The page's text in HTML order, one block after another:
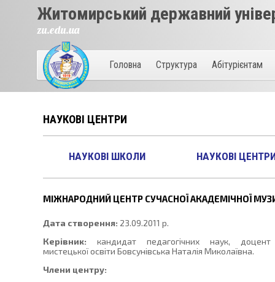
Житомирський державний
zu.edu.ua
Головна Структура Абітурієнтам
НАУКОВІ ЦЕНТРИ
НАУКОВІ ШКОЛИ НАУКОВІ
МІЖНАРОДНИЙ ЦЕНТР СУЧАСНОЇ АКАДЕМІЧНОЇ
Дата створення: 23.09.2011 р.
Керівник: кандидат педагогічних наук,
мистецької освіти Бовсунівська Наталія Миколаївна.
Члени центру: